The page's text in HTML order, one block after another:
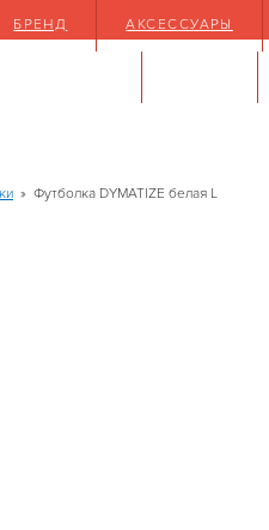
БРЕНД АКСЕССУАРЫ
» Футболка DYMATIZE белая L